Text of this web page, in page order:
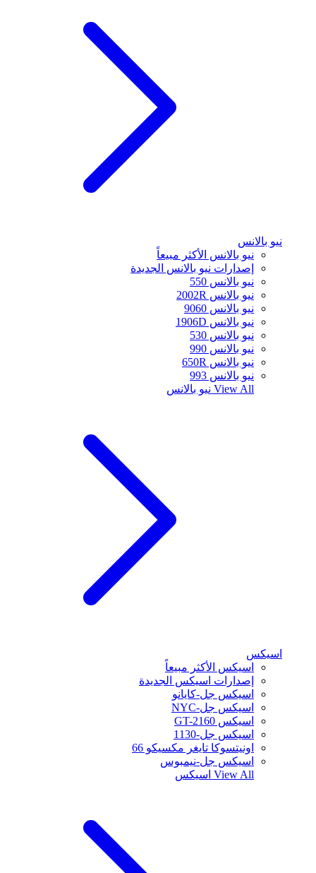
نيو بالانس
نيو بالانس الأكثر مبيعاً
إصدارات نيو بالانس الجديدة
نيو بالانس 550
نيو بالانس 2002R
نيو بالانس 9060
نيو بالانس 1906D
نيو بالانس 530
نيو بالانس 990
نيو بالانس 650R
نيو بالانس 993
View All نيو بالانس
اسيكس
اسيكس الأكثر مبيعاً
إصدارات اسيكس الجديدة
اسيكس جل-كايانو
اسيكس جل-NYC
اسيكس GT-2160
اسيكس جل-1130
اونيتسوكا تايغر مكسيكو 66
اسيكس جل-نيمبوس
View All اسيكس